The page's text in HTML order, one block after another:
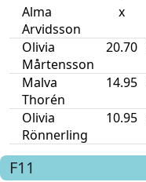
Alma
Arvidsson
x
Olivia
Mårtensson
20.70
Malva
Thorén
14.95
Olivia
Rönnerling
10.95
F11